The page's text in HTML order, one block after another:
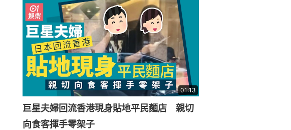
01:13
巨星夫婦回流香港現身貼地平民麵店 親切
向食客揮手零架子